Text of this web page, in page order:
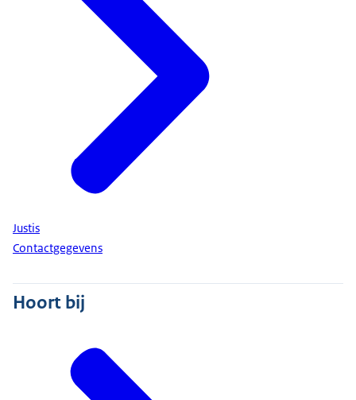
Ministerie van Justitie en Veiligheid
Justis
Contactgegevens
Hoort bij